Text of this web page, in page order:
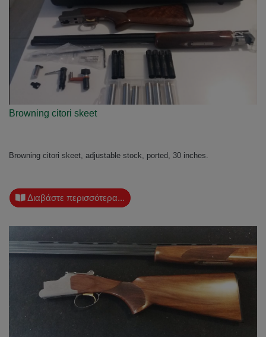
Browning citori skeet
Browning citori skeet, adjustable stock, ported, 30 inches.
Διαβάστε περισσότερα...